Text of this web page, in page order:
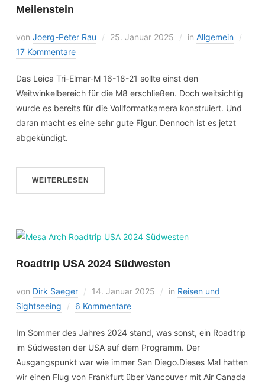
Meilenstein
von Joerg-Peter Rau 25. Januar 2025 in Allgemein
17 Kommentare
Das Leica Tri-Elmar-M 16-18-21 sollte einst den
Weitwinkelbereich für die M8 erschließen. Doch weitsichtig
wurde es bereits für die Vollformatkamera konstruiert. Und
daran macht es eine sehr gute Figur. Dennoch ist es jetzt
abgekündigt.
WEITERLESEN
Roadtrip USA 2024 Südwesten
von Dirk Saeger 14. Januar 2025 in Reisen und
Sightseeing
6 Kommentare
Im Sommer des Jahres 2024 stand, was sonst, ein Roadtrip
im Südwesten der USA auf dem Programm. Der
Ausgangspunkt war wie immer San Diego.Dieses Mal hatten
wir einen Flug von Frankfurt über Vancouver mit Air Canada